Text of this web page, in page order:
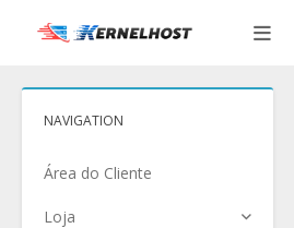
NAVIGATION
Área do Cliente
Loja